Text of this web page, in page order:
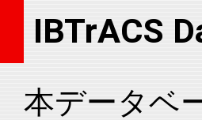
2023255N08238 2023
2023255N08238 2023
2023255N08238 2023
IBTrACS
本データベ